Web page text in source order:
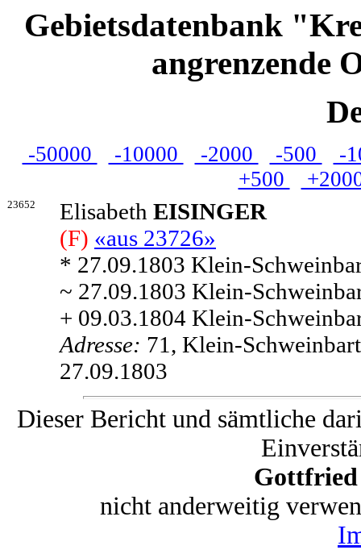
Gebietsdatenbank
angrenzende
-50000 -10000 -2000 -500
-
+500
23652 Elisabeth EISINGER
(F) «aus 23726»
* 27.09.1803 Klein-
~ 27.09.1803 Klein-
+ 09.03.1804 Klein-
Adresse: 71, Klein-
27.09.1803
Dieser Bericht und sämtliche
Gottfried
nicht anderweitig